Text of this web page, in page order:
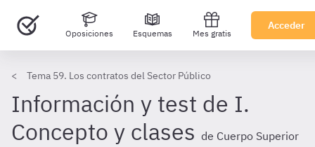
Oposiciones Esquemas Mes gratis
Acceder
Tema 59. Los contratos del Sector Público
Información y test de I.
Concepto y clases de Cuerpo Superior